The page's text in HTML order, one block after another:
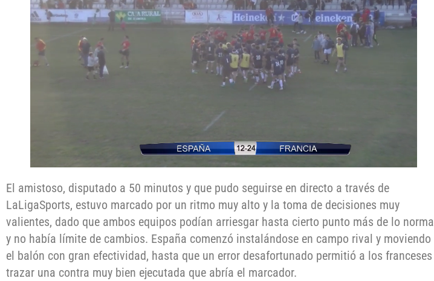
El amistoso, disputado a 50 minutos y que pudo seguirse en directo a través de
LaLigaSports, estuvo marcado por un ritmo muy alto y la toma de decisiones muy
valientes, dado que ambos equipos podían arriesgar hasta cierto punto más de lo normal
y no había límite de cambios. España comenzó instalándose en campo rival y moviendo
el balón con gran efectividad, hasta que un error desafortunado permitió a los franceses
trazar una contra muy bien ejecutada que abría el marcador.